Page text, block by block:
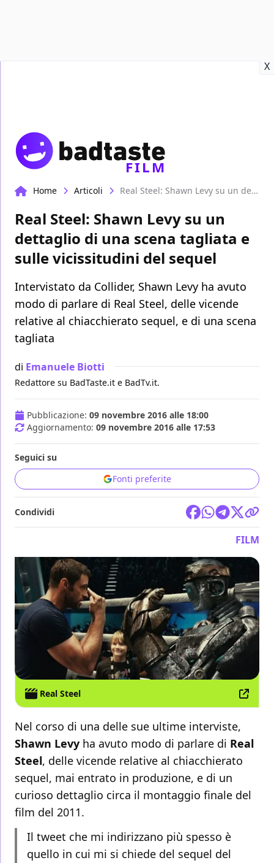
X
FILM
Home Articoli Real Steel: Shawn Levy su un dettaglio di una scena tagliata e sulle vicissitudini del sequel
Real Steel: Shawn Levy su un
dettaglio di una scena tagliata e
sulle vicissitudini del sequel
Intervistato da Collider, Shawn Levy ha avuto
modo di parlare di Real Steel, delle vicende
relative al chiacchierato sequel, e di una scena
tagliata
di Emanuele Biotti
Redattore su BadTaste.it e BadTv.it.
Pubblicazione: 09 novembre 2016 alle 18:00
Aggiornamento: 09 novembre 2016 alle 17:53
Seguici su
Fonti preferite
Condividi
FILM
Real Steel
Nel corso di una delle sue ultime interviste,
Shawn Levy ha avuto modo di parlare di Real
Steel, delle vicende relative al chiacchierato
sequel, mai entrato in produzione, e di un
curioso dettaglio circa il montaggio finale del
film del 2011.
Il tweet che mi indirizzano più spesso è
quello in cui mi si chiede del sequel del